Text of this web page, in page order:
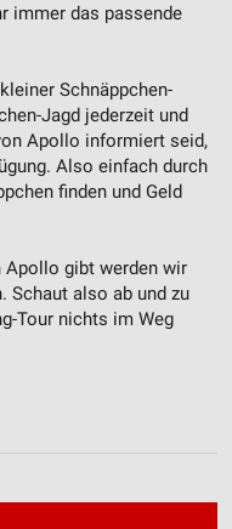
immer das passende
Schnäppchen-
Jagd jederzeit und
Apollo informiert seid,
Also einfach durch
finden und Geld
Apollo gibt werden wir
Schaut also ab und zu
Tour nichts im Weg